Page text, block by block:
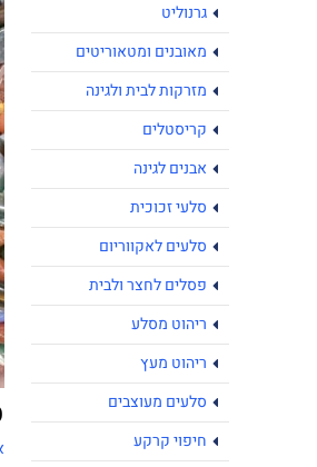
גרנוליט
מאובנים ומטאוריטים
מזרקות לבית ולגינה
קריסטלים
אבנים לגינה
סלעי זכוכית
סלעים לאקווריום
פסלים לחצר ולבית
ריהוט מסלע
ריהוט מעץ
סלעים מעוצבים
חיפוי קרקע